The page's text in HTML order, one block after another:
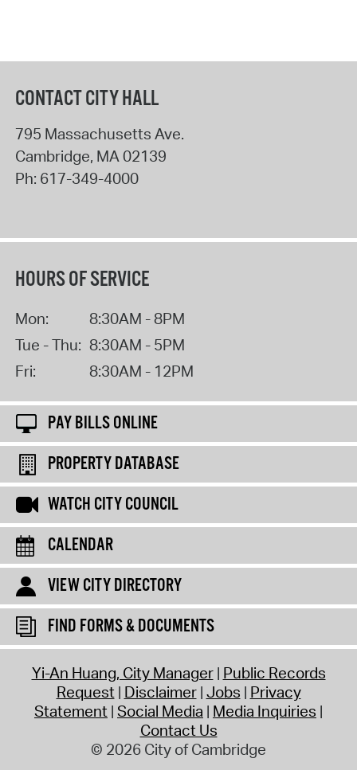
CONTACT CITY HALL
795 Massachusetts Ave.
Cambridge, MA02139
Ph: 617-349-4000
HOURS OF SERVICE
Mon:
8:30AM - 8PM
Tue - Thu: 8:30AM - 5PM
Fri:
8:30AM - 12PM
PAY BILLS ONLINE
PROPERTY DATABASE
WATCH CITY COUNCIL
CALENDAR
VIEW CITY DIRECTORY
FIND FORMS & DOCUMENTS
Yi-An Huang, City Manager Public Records
Request Disclaimer Jobs Privacy
Statement Social Media Media Inquiries
Contact Us
© 2026 City of Cambridge